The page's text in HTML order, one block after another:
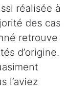
réalisée à
des cas
retrouve
d’origine.
l’aviez